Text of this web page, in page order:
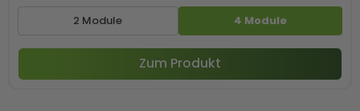
2 Module 4 Module
Zum Produkt